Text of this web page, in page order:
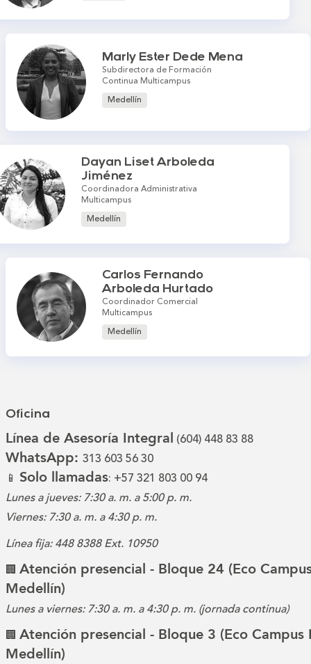
Marly Ester Dede Mena
Subdirectora de Formación
Continua Multicampus
Medellín
Dayan Liset Arboleda
Jiménez
Coordinadora Administrativa
Multicampus
Medellín
Carlos Fernando
Arboleda Hurtado
Coordinador Comercial
Multicampus
Medellín
Oficina
Línea de Asesoría Integral (604) 448 83 88
WhatsApp: 313 603 56 30
📱 Solo llamadas: +57 321 803 00 94
Lunes a jueves: 7:30 a. m. a 5:00 p. m.
Viernes: 7:30 a. m. a 4:30 p. m.
Línea fija: 448 8388 Ext. 10950
🏢 Atención presencial - Bloque 24 (Eco
Medellín)
Lunes a viernes: 7:30 a. m. a 4:30 p. m. (jornada continua)
🏢 Atención presencial - Bloque 3 (Eco Campus
Medellín)